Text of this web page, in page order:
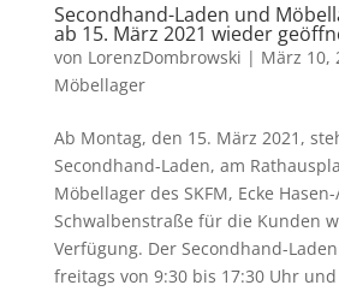
Secondhand-Laden und
ab 15. März 2021 wieder
von LorenzDombrowski | März 10,
Möbellager
Ab Montag, den 15. März 2021,
Secondhand-Laden, am
Möbellager des SKFM, Ecke
Schwalbenstraße für die Kunden
Verfügung. Der Secondhand-
freitags von 9:30 bis 17:30 Uhr